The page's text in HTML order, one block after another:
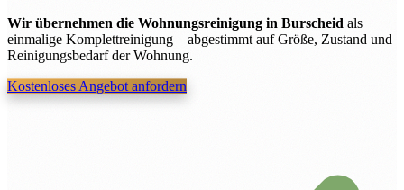
Wir übernehmen die Wohnungsreinigung in Burscheid als
einmalige Komplettreinigung – abgestimmt auf Größe, Zustand und
Reinigungsbedarf der Wohnung.
Kostenloses Angebot anfordern